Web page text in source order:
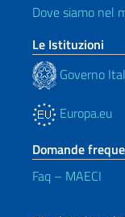
Dove siamo nel
Le Istituzioni
Governo
Europa.eu
Domande
Faq – MAECI